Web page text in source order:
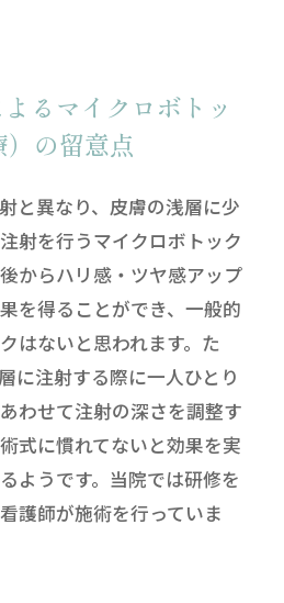
るマイクロボトッ
の留意点
と異なり、皮膚の浅層に少
射を行うマイクロボトック
からハリ感・ツヤ感アップ
を得ることができ、一般的
はないと思われます。た
に注射する際に一人ひとり
わせて注射の深さを調整す
式に慣れてないと効果を実
ようです。当院では研修を
護師が施術を行っていま